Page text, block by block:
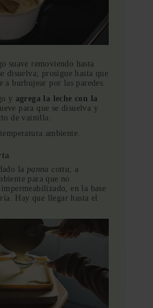
suave removiendo hasta
disuelva; prosigue hasta que
a burbujear por las paredes.
y agrega la leche con la
para que se disuelva y
de vainilla.
ambiente.
la panna cotta, a
para que no
en la base
Hay que llegar hasta el